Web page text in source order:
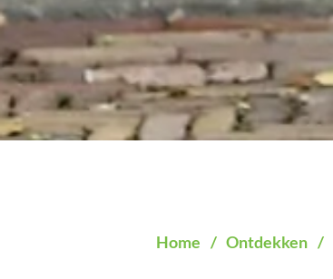
Home / Ontdekken /